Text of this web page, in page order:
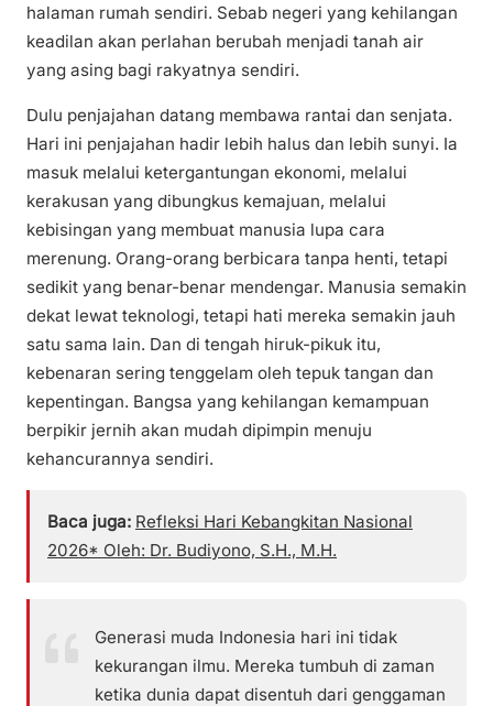
halaman rumah sendiri. Sebab negeri yang kehilangan
keadilan akan perlahan berubah menjadi tanah air
yang asing bagi rakyatnya sendiri.
Dulu penjajahan datang membawa rantai dan senjata.
Hari ini penjajahan hadir lebih halus dan lebih sunyi. Ia
masuk melalui ketergantungan ekonomi, melalui
kerakusan yang dibungkus kemajuan, melalui
kebisingan yang membuat manusia lupa cara
merenung. Orang-orang berbicara tanpa henti, tetapi
sedikit yang benar-benar mendengar. Manusia semakin
dekat lewat teknologi, tetapi hati mereka semakin jauh
satu sama lain. Dan di tengah hiruk-pikuk itu,
kebenaran sering tenggelam oleh tepuk tangan dan
kepentingan. Bangsa yang kehilangan kemampuan
berpikir jernih akan mudah dipimpin menuju
kehancurannya sendiri.
Baca juga: Refleksi Hari Kebangkitan Nasional
2026* Oleh: Dr. Budiyono, S.H., M.H.
Generasi muda Indonesia hari ini tidak
kekurangan ilmu. Mereka tumbuh di zaman
ketika dunia dapat disentuh dari genggaman